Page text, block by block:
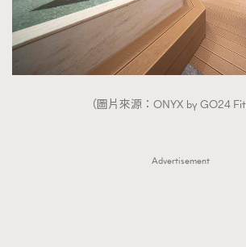
（圖片來源：ONYX by GO24
Advertisement